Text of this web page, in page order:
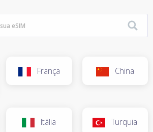
França China
Itália Turquia